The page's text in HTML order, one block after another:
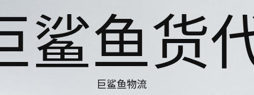
鲨鱼货
巨鲨鱼物流